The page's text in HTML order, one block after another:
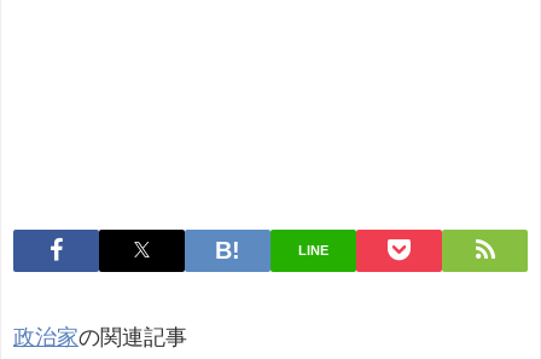
LINE
政治家の関連記事